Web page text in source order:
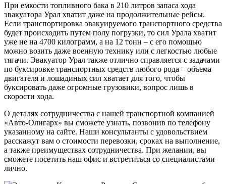
При емкости топливного бака в 210 литров запаса хода
эвакуатора Урал хватит даже на продолжительные рейсы.
Если транспортировка эвакуируемого транспортного средства
будет происходить путем полу погрузки, то сил Урала хватит
уже не на 4700 килограмм, а на 12 тонн – с его помощью
можно возить даже военную технику или с легкостью любые
тягачи. Эвакуатор Урал также отлично справляется с задачами
по буксировке транспортных средств любого рода – объема
двигателя и лошадиных сил хватает для того, чтобы
буксировать даже огромные грузовики, вопрос лишь в
скорости хода.
О деталях сотрудничества с нашей транспортной компанией
«Авто-Олигарх» вы сможете узнать, позвонив по телефону
указанному на сайте. Наши консультанты с удовольствием
расскажут вам о стоимости перевозки, сроках на выполнение,
а также преимуществах сотрудничества. При желании, вы
сможете посетить наш офис и встретиться со специалистами
лично.